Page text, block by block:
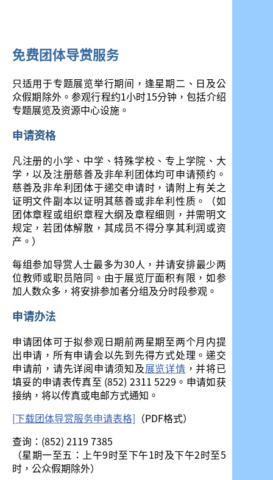
免费团体导赏服务
只适用于专题展览举行期间，逢星期二、日及公
众假期除外。参观行程约1小时15分钟，包括介绍
专题展览及资源中心设施。
申请资格
凡注册的小学、中学、特殊学校、专上学院、大
学，以及注册慈善及非牟利团体均可申请预约。
慈善及非牟利团体于递交申请时，请附上有关之
证明文件副本以证明其慈善或非牟利性质。（如
团体章程或组织章程大纲及章程细则，并需明文
规定，若团体解散，其成员不得分享其利润或资
产。）
每组参加导赏人士最多为30人，并请安排最少两
位教师或职员陪同。由于展览厅面积有限，如参
加人数众多，将安排参加者分组及分时段参观。
申请办法
申请团体可于拟参观日期前两星期至两个月内提
出申请，所有申请会以先到先得方式处理。递交
申请前，请先详阅申请须知及展览详情 ，并将已
填妥的申请表传真至 (852) 2311 5229。申请如获
接纳，将以传真或电邮方式通知。
[下载团体导赏服务申请表格] （PDF格式）
查询：(852) 2119 7385
（星期一至五：上午9时至下午1时及下午2时至5
时，公众假期除外）